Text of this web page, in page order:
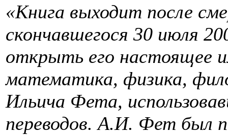
«Книга выходит после
скончавшегося 30 июля
открыть его настоящее
математика, физика,
Ильича Фета,
переводов. А.И. Фет был